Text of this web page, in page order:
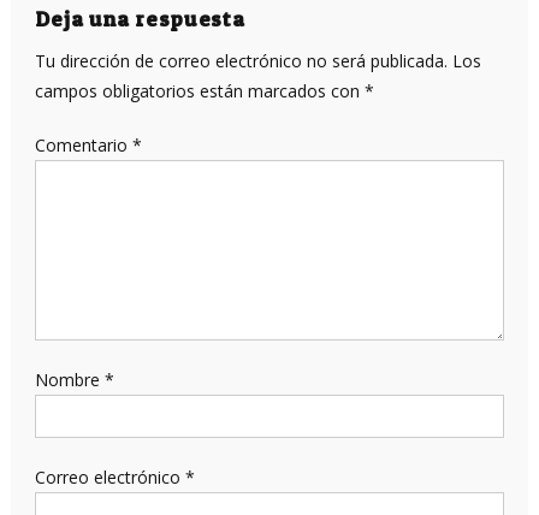
entradas
Deja una respuesta
Tu dirección de correo electrónico no será publicada. Los
campos obligatorios están marcados con *
Comentario *
Nombre *
Correo electrónico *